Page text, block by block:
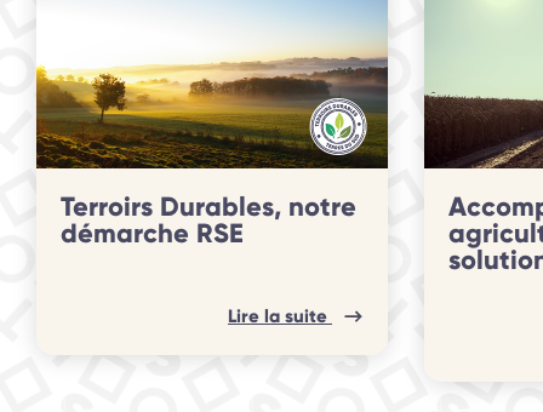
Terroirs Durables, notre
démarche RSE
Lire la suite